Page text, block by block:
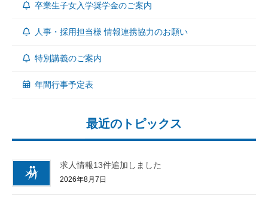
卒業生子女入学奨学金のご案内
人事・採用担当様 情報連携協力のお願い
特別講義のご案内
年間行事予定表
最近のトピックス
求人情報13件追加しました
2026年8月7日